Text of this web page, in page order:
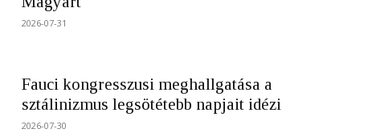
2026-07-31
Fauci kongresszusi meghallgatása a
sztálinizmus legsötétebb napjait idézi
2026-07-30